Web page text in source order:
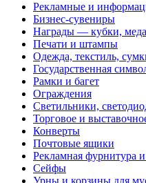
Рекламные и
Бизнес-сувениры
Награды — кубки,
Печати и штампы
Одежда, текстиль,
Государственная
Рамки и багет
Ограждения
Светильники,
Торговое и
Конверты
Почтовые ящики
Рекламная фурнитура
Сейфы
Урны и корзины для